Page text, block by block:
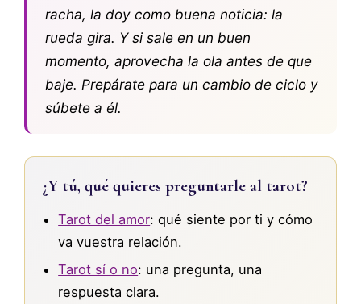
racha, la doy como buena noticia: la
rueda gira. Y si sale en un buen
momento, aprovecha la ola antes de que
baje. Prepárate para un cambio de ciclo y
súbete a él.
¿Y tú, qué quieres preguntarle al tarot?
Tarot del amor: qué siente por ti y cómo
va vuestra relación.
Tarot sí o no: una pregunta, una
respuesta clara.